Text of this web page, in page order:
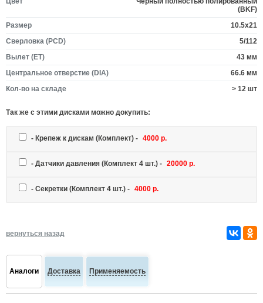
(BKF)
Размер
10.5x21
Сверловка (PCD)
5/112
Вылет (ET)
43 мм
Центральное отверстие (DIA)
66.6 мм
Кол-во на складе
> 12 шт
Так же c этими дисками можно докупить:
- Крепеж к дискам (Комплект) - 4000 р.
- Датчики давления (Комплект 4 шт.) - 20000 р.
- Секретки (Комплект 4 шт.) - 4000 р.
вернуться назад
Аналоги Доставка Применяемость